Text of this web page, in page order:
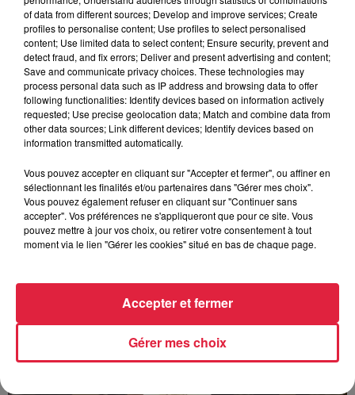
flamants rouges
Le Parc Zoologique et Botanique de Mulhouse abrite une
colonie remarquable de flamants rouges. Nous avons suivi
Adrien, responsable oiseaux et terrarium, à...
of data from different sources; Develop and improve services; Create
profiles to personalise content; Use profiles to select personalised
content; Use limited data to select content; Ensure security, prevent and
detect fraud, and fix errors; Deliver and present advertising and content;
Save and communicate privacy choices. These technologies may
process personal data such as IP address and browsing data to offer
following functionalities: Identify devices based on information actively
requested; Use precise geolocation data; Match and combine data from
other data sources; Link different devices; Identify devices based on
information transmitted automatically.
Vous pouvez accepter en cliquant sur "Accepter et fermer", ou affiner en
sélectionnant les finalités et/ou partenaires dans "Gérer mes choix".
Vous pouvez également refuser en cliquant sur "Continuer sans
accepter". Vos préférences ne s'appliqueront que pour ce site. Vous
pouvez mettre à jour vos choix, ou retirer votre consentement à tout
moment via le lien "Gérer les cookies" situé en bas de chaque page.
Gérer mes choix
Accepter et fermer